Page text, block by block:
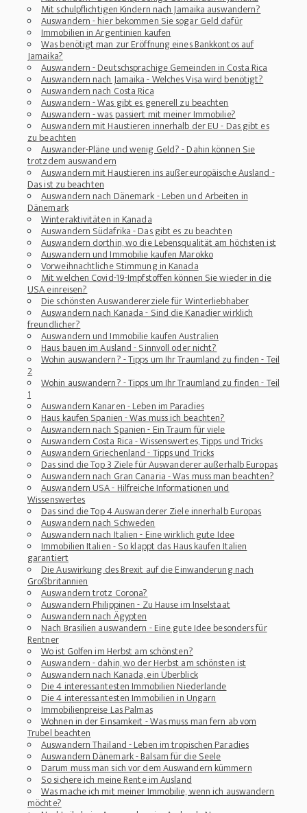
Mit schulpflichtigen Kindern nach Jamaika auswandern?
Auswandern - hier bekommen Sie sogar Geld dafür
Immobilien in Argentinien kaufen
Was benötigt man zur Eröffnung eines Bankkontos auf
Jamaika?
Auswandern - Deutschsprachige Gemeinden in Costa Rica
Auswandern nach Jamaika - Welches Visa wird benötigt?
Auswandern nach Costa Rica
Auswandern - Was gibt es generell zu beachten
Auswandern - was passiert mit meiner Immobilie?
Auswandern mit Haustieren innerhalb der EU - Das gibt es
zu beachten
Auswander-Pläne und wenig Geld? - Dahin können Sie
trotzdem auswandern
Auswandern mit Haustieren ins außereuropäische Ausland -
Das ist zu beachten
Auswandern nach Dänemark - Leben und Arbeiten in
Dänemark
Winteraktivitäten in Kanada
Auswandern Südafrika - Das gibt es zu beachten
Auswandern dorthin, wo die Lebensqualität am höchsten ist
Auswandern und Immobilie kaufen Marokko
Vorweihnachtliche Stimmung in Kanada
Mit welchen Covid-19-Impfstoffen können Sie wieder in die
USA einreisen?
Die schönsten Auswandererziele für Winterliebhaber
Auswandern nach Kanada - Sind die Kanadier wirklich
freundlicher?
Auswandern und Immobilie kaufen Australien
Haus bauen im Ausland - Sinnvoll oder nicht?
Wohin auswandern? - Tipps um Ihr Traumland zu finden - Teil
2
Wohin auswandern? - Tipps um Ihr Traumland zu finden - Teil
1
Auswandern Kanaren - Leben im Paradies
Haus kaufen Spanien - Was muss ich beachten?
Auswandern nach Spanien - Ein Traum für viele
Auswandern Costa Rica - Wissenswertes, Tipps und Tricks
Auswandern Griechenland - Tipps und Tricks
Das sind die Top 3 Ziele für Auswanderer außerhalb Europas
Auswandern nach Gran Canaria - Was muss man beachten?
Auswandern USA - Hilfreiche Informationen und
Wissenswertes
Das sind die Top 4 Auswanderer Ziele innerhalb Europas
Auswandern nach Schweden
Auswandern nach Italien - Eine wirklich gute Idee
Immobilien Italien - So klappt das Haus kaufen Italien
garantiert
Die Auswirkung des Brexit auf die Einwanderung nach
Großbritannien
Auswandern trotz Corona?
Auswandern Philippinen - Zu Hause im Inselstaat
Auswandern nach Ägypten
Nach Brasilien auswandern - Eine gute Idee besonders für
Rentner
Wo ist Golfen im Herbst am schönsten?
Auswandern - dahin, wo der Herbst am schönsten ist
Auswandern nach Kanada, ein Überblick
Die 4 interessantesten Immobilien Niederlande
Die 4 interessantesten Immobilien in Ungarn
Immobilienpreise Las Palmas
Wohnen in der Einsamkeit - Was muss man fern ab vom
Trubel beachten
Auswandern Thailand - Leben im tropischen Paradies
Auswandern Dänemark - Balsam für die Seele
Darum muss man sich vor dem Auswandern kümmern
So sichere ich meine Rente im Ausland
Was mache ich mit meiner Immobilie, wenn ich auswandern
möchte?